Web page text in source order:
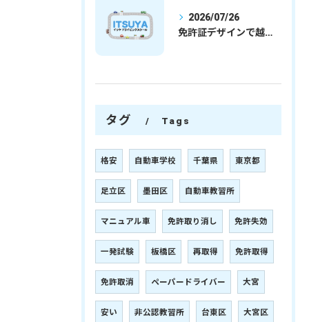
2026/07/26
免許証デザインで越谷市愛を表現する埼玉県さいたま市越谷市の免許取得完全ガイド
タグ Tags
格安 自動車学校 千葉県 東京都
足立区 墨田区 自動車教習所
マニュアル車 免許取り消し 免許失効
一発試験 板橋区 再取得 免許取得
免許取消 ペーパードライバー 大宮
安い 非公認教習所 台東区 大宮区